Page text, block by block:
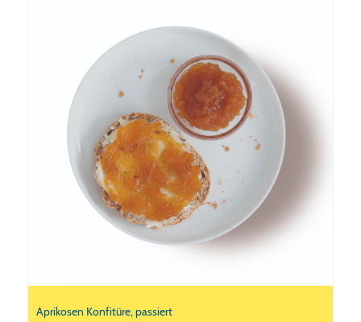
Aprikosen Konfitüre, passiert